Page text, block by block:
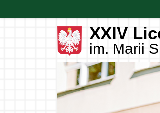
XXIV
im. Marii